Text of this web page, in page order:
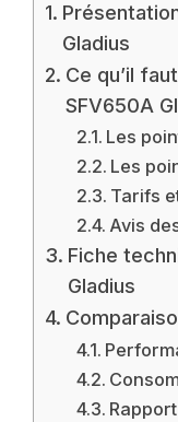
Gladius
Ce qu’il
SFV650A
Les
Les
Tarifs
Avis
Fiche
Gladius